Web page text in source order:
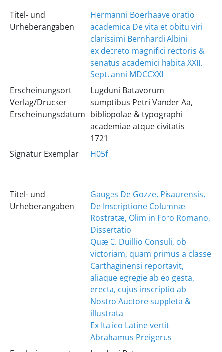
Titel- und
Urheberangaben
Hermanni Boerhaave oratio
academica De vita et obitu viri
clarissimi Bernhardi Albini
ex decreto magnifici rectoris &
senatus academici habita XXII.
Sept. anni MDCCXXI
Erscheinungsort
Verlag/Drucker
Erscheinungsdatum
Lugduni Batavorum
sumptibus Petri Vander Aa,
bibliopolae & typographi
academiae atque civitatis
1721
Signatur Exemplar
H05f
Titel- und
Urheberangaben
Gauges De Gozze, Pisaurensis,
De Inscriptione Columnæ
Rostratæ, Olim in Foro Romano,
Dissertatio
Quæ C. Duillio Consuli, ob
victoriam, quam primus a classe
Carthaginensi reportavit,
aliaque egregie ab eo gesta,
erecta, cujus inscriptio ab
Nostro Auctore suppleta &
illustrata
Ex Italico Latine vertit
Abrahamus Preigerus